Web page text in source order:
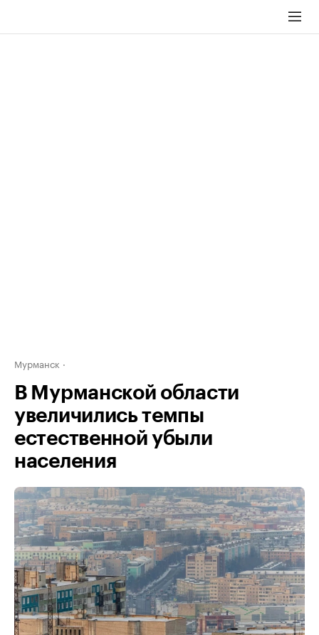
Мурманск
В Мурманской области
увеличились темпы
естественной убыли
населения